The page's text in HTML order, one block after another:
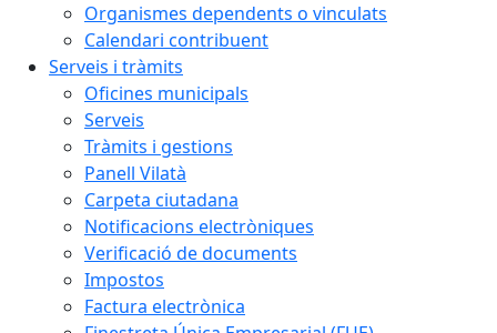
Organismes dependents o vinculats
Calendari contribuent
Serveis i tràmits
Oficines municipals
Serveis
Tràmits i gestions
Panell Vilatà
Carpeta ciutadana
Notificacions electròniques
Verificació de documents
Impostos
Factura electrònica